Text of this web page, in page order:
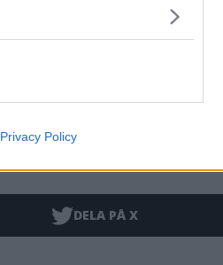
Privacy Policy
Jimmy Andersson
DELA PÅ X